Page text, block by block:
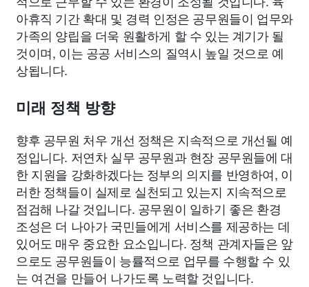
아휴직 기간 확대 및 경력 인정은 공무원들이 업무와
가족의 양립을 더욱 원활하게 할 수 있는 계기가 될
것이며, 이는 공공 서비스의 질역시 높일 것으로 예
상됩니다.
미래 정책 방향
향후 공무원 처우 개선 정책은 지속적으로 개선될 예
정입니다. 저연차 실무 공무원과 현장 공무원들에 대
한 지원을 강화하겠다는 정부의 의지를 반영하여, 이
러한 정책들이 실제로 실천되고 있는지 지속적으로
점검해 나갈 것입니다. 공무원이 일하기 좋은 환경
조성은 더 나아가 국민들에게 서비스를 제공하는 데
있어도 매우 중요한 요소입니다. 정책 관계자들은 앞
으로도 공무원들이 능률적으로 업무를 수행할 수 있
는 여건을 만들어 나가도록 노력할 것입니다.